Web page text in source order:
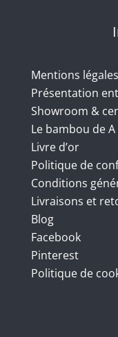
Mentions légales
Présentation
Showroom &
Le bambou de A
Livre d’or
Politique de
Conditions
Livraisons et
Blog
Facebook
Pinterest
Politique de